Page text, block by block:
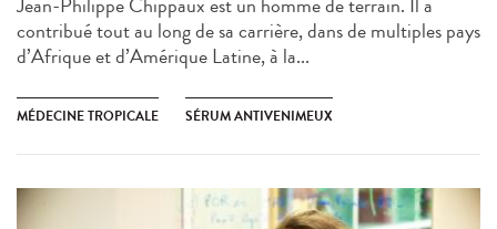
contribué tout au long de sa carrière, dans de multiples pays
d’Afrique et d’Amérique Latine, à la...
MÉDECINE TROPICALE SÉRUM ANTIVENIMEUX